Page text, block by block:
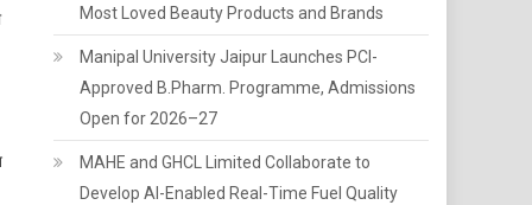
Most Loved Beauty Products and Brands
Manipal University Jaipur Launches PCI-
Approved B.Pharm. Programme, Admissions
Open for 2026–27
MAHE and GHCL Limited Collaborate to
Develop AI-Enabled Real-Time Fuel Quality